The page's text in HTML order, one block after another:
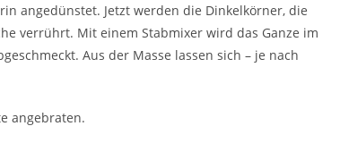
angedünstet. Jetzt werden die Dinkelkörner, die
verrührt. Mit einem Stabmixer wird das Ganze im
Aus der Masse lassen sich – je nach
angebraten.